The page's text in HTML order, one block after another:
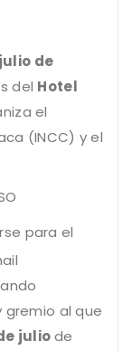
de
del Hotel
el
(INCC) y el
para el
al que
juliode